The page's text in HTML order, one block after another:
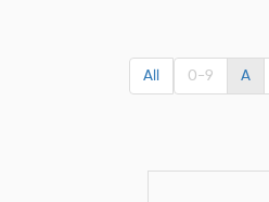
All 0-9 A